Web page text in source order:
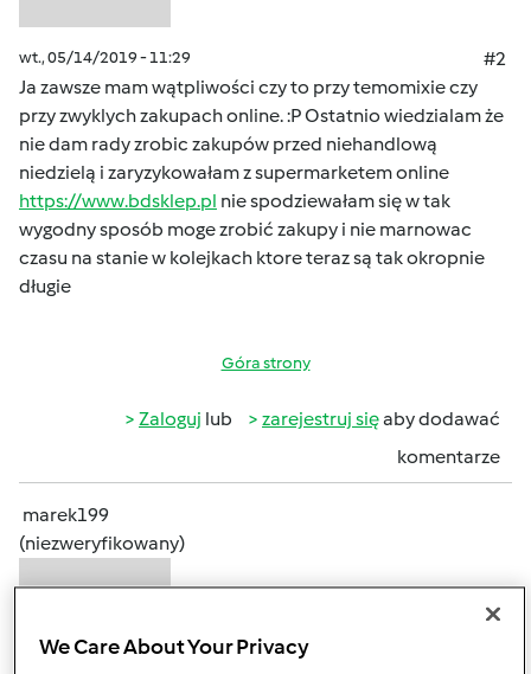
wt., 05/14/2019 - 11:29
#2
Ja zawsze mam wątpliwości czy to przy temomixie czy
przy zwyklych zakupach online. :P Ostatnio wiedzialam że
nie dam rady zrobic zakupów przed niehandlową
niedzielą i zaryzykowałam z supermarketem online
https://www.bdsklep.pl nie spodziewałam się w tak
wygodny sposób moge zrobić zakupy i nie marnowac
czasu na stanie w kolejkach ktore teraz są tak okropnie
długie
Góra strony
Zaloguj lub zarejestruj sięaby dodawać
komentarze
marek199
(niezweryfikowany)
We Care About Your Privacy